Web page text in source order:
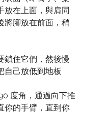
放在上面，與肩同
將腳放在前面，稍
鎖住它們，然後慢
自己放低到地板
度角，通過向下推
你的手臂，直到你